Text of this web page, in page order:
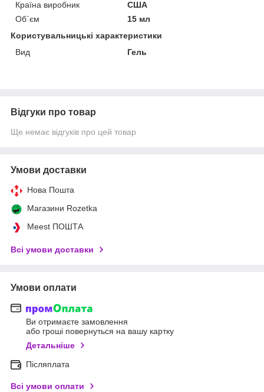
Країна виробник
США
Об`єм
15 мл
Користувальницькі характеристики
Вид
Гель
Відгуки про товар
Ще немає відгуків про цей товар
Умови доставки
Нова Пошта
Магазини Rozetka
Meest ПОШТА
Всі умови доставки
Умови оплати
Ви отримаєте замовлення
або гроші повернуться на вашу картку
Детальніше
Післяплата
Всі умови оплати